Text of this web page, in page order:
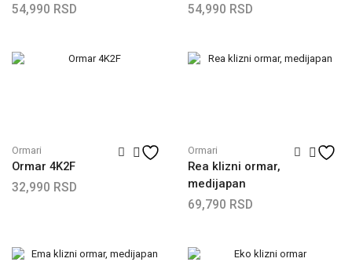
54,990 RSD
54,990 RSD
Ormari
Ormar 4K2F
32,990 RSD
Ormari
Rea klizni ormar,
medijapan
69,790 RSD